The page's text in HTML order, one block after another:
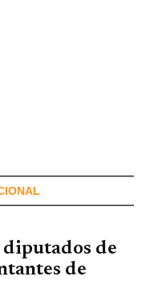
diputados de
de